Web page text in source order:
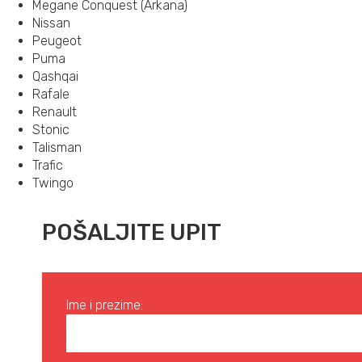
Megane Conquest (Arkana)
Nissan
Peugeot
Puma
Qashqai
Rafale
Renault
Stonic
Talisman
Trafic
Twingo
POŠALJITE UPIT
Ime i prezime: